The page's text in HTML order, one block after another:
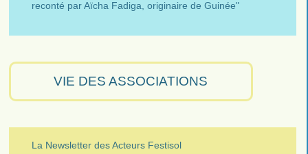
reconté par Aïcha Fadiga, originaire de Guinée"
VIE DES ASSOCIATIONS
La Newsletter des Acteurs Festisol